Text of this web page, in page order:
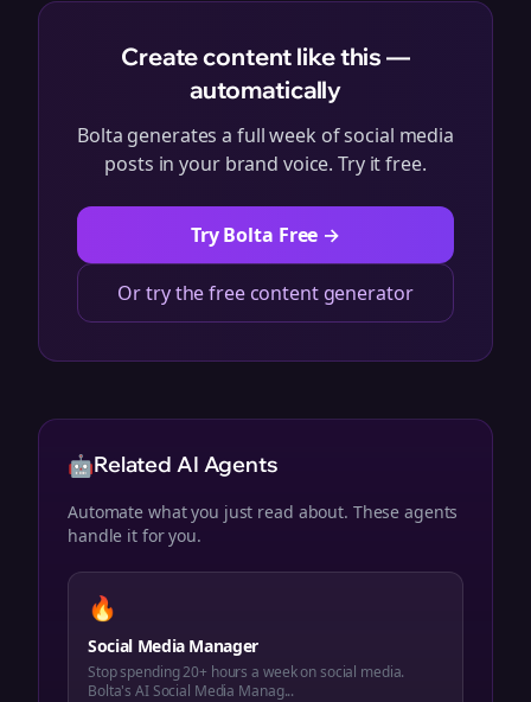
Create content like this —
automatically
Bolta generates a full week of social media
posts in your brand voice. Try it free.
Try Bolta Free →
Or try the free content generator
🤖Related AI Agents
Automate what you just read about. These agents
handle it for you.
🔥
Social Media Manager
Stop spending 20+ hours a week on social media.
Bolta's AI Social Media Manag...